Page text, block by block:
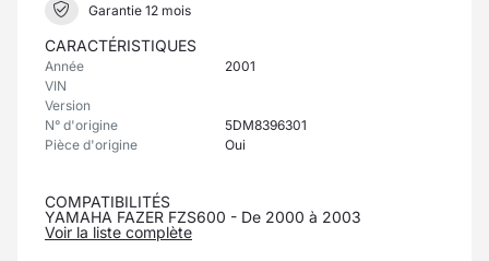
Garantie 12 mois
CARACTÉRISTIQUES
Année
2001
VIN
Version
N° d'origine
5DM8396301
Pièce d'origine
Oui
COMPATIBILITÉS
YAMAHA FAZER FZS600 - De 2000 à 2003
Voir la liste complète